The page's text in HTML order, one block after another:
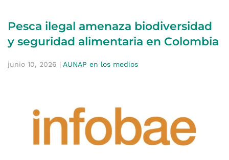
Pesca ilegal amenaza biodiversidad
y seguridad alimentaria en Colombia
junio 10, 2026 | AUNAP en los medios